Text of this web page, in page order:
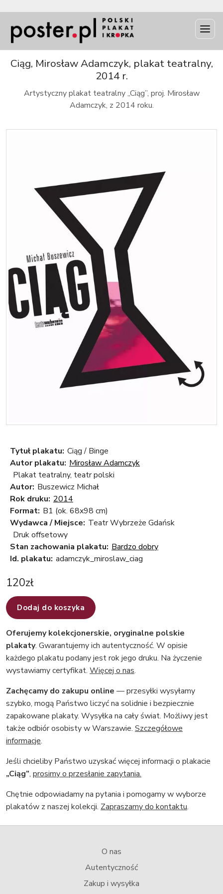
Ciąg, Mirosław Adamczyk, plakat teatralny,
2014 r.
Artystyczny plakat teatralny „Ciąg”, proj. Mirosław
Adamczyk, z 2014 roku.
Tytuł plakatu: Ciąg / Binge
Autor plakatu: Mirosław Adamczyk
Plakat teatralny, teatr polski
Autor: Buszewicz Michał
Rok druku: 2014
Format: B1 (ok. 68x98 cm)
Wydawca / Miejsce: Teatr Wybrzeże Gdańsk
Druk offsetowy
Stan zachowania plakatu: Bardzo dobry
Id. plakatu: adamczyk_miroslaw_ciag
120zł
Dodaj do koszyka
Oferujemy kolekcjonerskie, oryginalne polskie
plakaty. Gwarantujemy ich autentyczność. W opisie
każdego plakatu podany jest rok jego druku. Na życzenie
wystawiamy certyfikat. Więcej o nas.
Zachęcamy do zakupu online — przesyłki wysyłamy
szybko, mogą Państwo liczyć na solidnie i bezpiecznie
zapakowane plakaty. Wysyłka na cały świat. Możliwy jest
także odbiór osobisty w Warszawie. Szczegółowe
informacje.
Jeśli chcieliby Państwo uzyskać więcej informacji o plakacie
„Ciąg”, prosimy o przesłanie zapytania.
Chętnie odpowiadamy na pytania i pomogamy w wyborze
plakatów z naszej kolekcji. Zapraszamy do kontaktu.
O nas
Autentyczność
Zakup i wysyłka